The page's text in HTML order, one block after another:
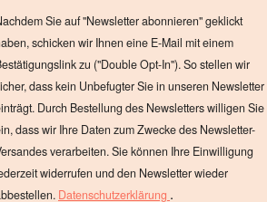
Sie auf "Newsletter abonnieren" geklickt
schicken wir Ihnen eine E-Mail mit einem
zu ("Double Opt-In"). So stellen wir
dass kein Unbefugter Sie in unseren Newsletter
Durch Bestellung des Newsletters willigen Sie
dass wir Ihre Daten zum Zwecke des Newsletter-
verarbeiten. Sie können Ihre Einwilligung
widerrufen und den Newsletter wieder
Datenschutzerklärung .